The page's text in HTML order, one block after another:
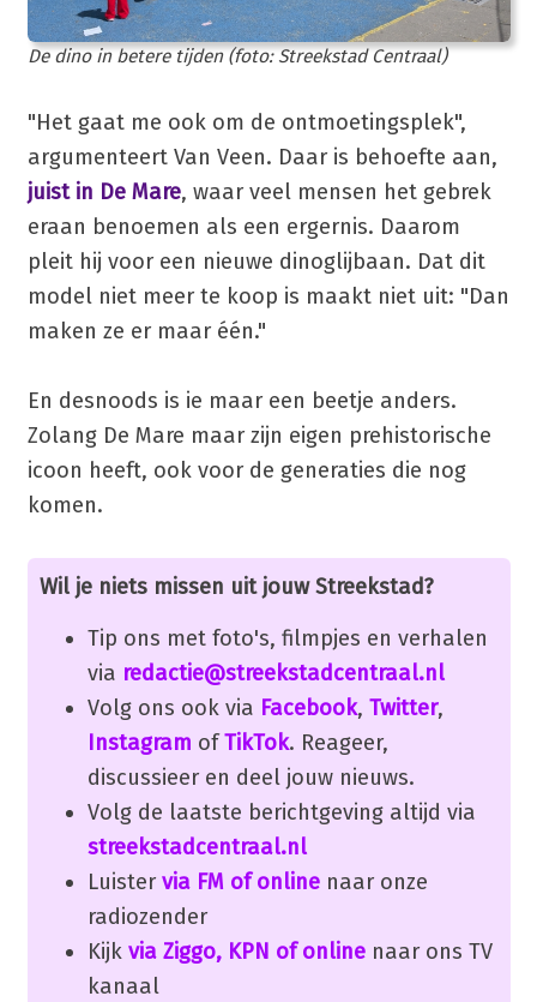
De dino in betere tijden (foto: Streekstad Centraal)
"Het gaat me ook om de ontmoetingsplek",
argumenteert Van Veen. Daar is behoefte aan,
juist in De Mare, waar veel mensen het gebrek
eraan benoemen als een ergernis. Daarom
pleit hij voor een nieuwe dinoglijbaan. Dat dit
model niet meer te koop is maakt niet uit: "Dan
maken ze er maar één."
En desnoods is ie maar een beetje anders.
Zolang De Mare maar zijn eigen prehistorische
icoon heeft, ook voor de generaties die nog
komen.
Wil je niets missen uit jouw Streekstad?
Tip ons met foto's, filmpjes en verhalen
via redactie@streekstadcentraal.nl
Volg ons ook via Facebook, Twitter,
Instagram ofTikTok. Reageer,
discussieer en deel jouw nieuws.
Volg de laatste berichtgeving altijd via
streekstadcentraal.nl
Luister via FM of onlinenaar onze
radiozender
Kijk via Ziggo, KPN of onlinenaar ons TV
kanaal